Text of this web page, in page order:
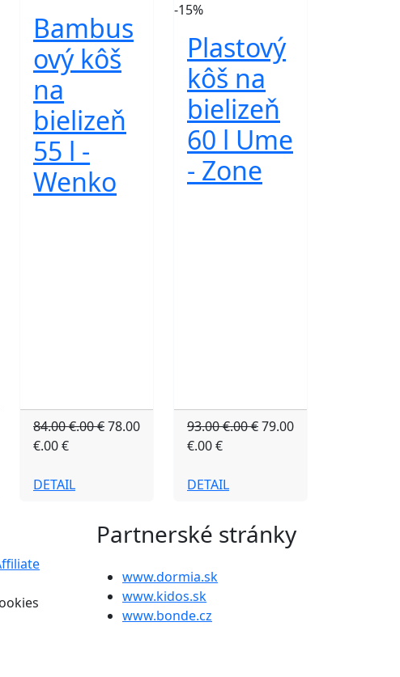
Bambus
ový kôš
na
bielizeň
55 l -
Wenko
84.00 €.00 €78.00
€.00 €
DETAIL
-15%
Plastový
kôš na
bielizeň
60 l Ume
- Zone
93.00 €.00 €79.00
€.00 €
DETAIL
Partnerské stránky
www.dormia.sk
www.kidos.sk
www.bonde.cz